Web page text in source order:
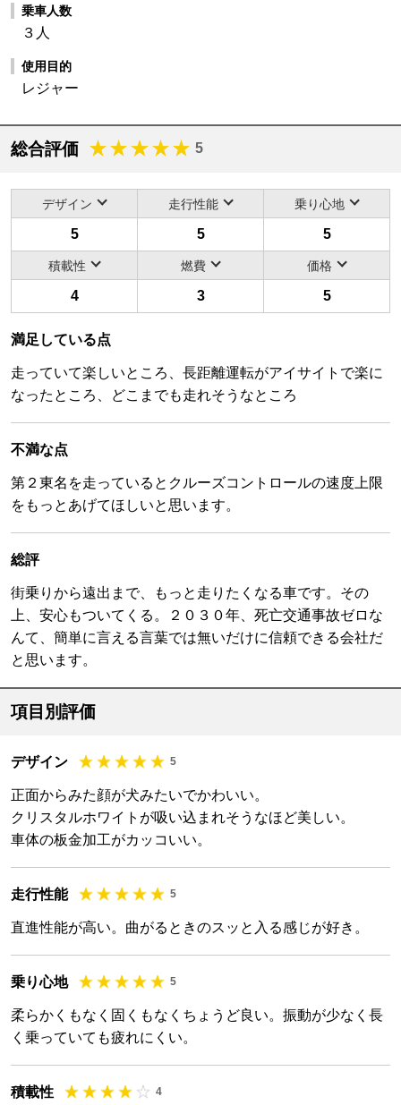
乗車人数
３人
使用目的
レジャー
総合評価 5
デザイン 走行性能 乗り心地
5 5 5
積載性 燃費 価格
4 3 5
満足している点
走っていて楽しいところ、長距離運転がアイサイトで楽に
なったところ、どこまでも走れそうなところ
不満な点
第２東名を走っているとクルーズコントロールの速度上限
をもっとあげてほしいと思います。
総評
街乗りから遠出まで、もっと走りたくなる車です。その
上、安心もついてくる。２０３０年、死亡交通事故ゼロな
んて、簡単に言える言葉では無いだけに信頼できる会社だ
と思います。
項目別評価
デザイン 5
正面からみた顔が犬みたいでかわいい。
クリスタルホワイトが吸い込まれそうなほど美しい。
車体の板金加工がカッコいい。
走行性能 5
直進性能が高い。曲がるときのスッと入る感じが好き。
乗り心地 5
柔らかくもなく固くもなくちょうど良い。振動が少なく長
く乗っていても疲れにくい。
積載性 4